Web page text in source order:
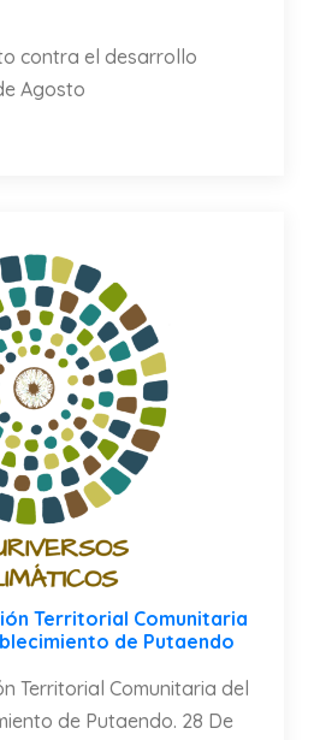
contra el desarrollo
Agosto
Territorial Comunitaria
de Putaendo
Territorial Comunitaria del
de Putaendo. 28 De